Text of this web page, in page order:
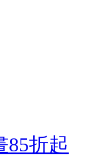
85折起